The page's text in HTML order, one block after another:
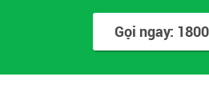
Gọi ngay: